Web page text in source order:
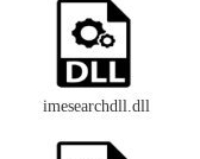
imesearchdll.dll